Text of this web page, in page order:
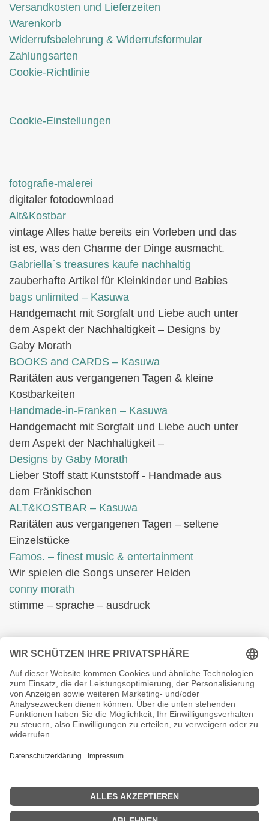
Versandkosten und Lieferzeiten
Warenkorb
Widerrufsbelehrung & Widerrufsformular
Zahlungsarten
Cookie-Richtlinie
Cookie-Einstellungen
fotografie-malerei
digitaler fotodownload
Alt&Kostbar
vintage Alles hatte bereits ein Vorleben und das
ist es, was den Charme der Dinge ausmacht.
Gabriella`s treasures kaufe nachhaltig
zauberhafte Artikel für Kleinkinder und Babies
bags unlimited – Kasuwa
Handgemacht mit Sorgfalt und Liebe auch unter
dem Aspekt der Nachhaltigkeit – Designs by
Gaby Morath
BOOKS and CARDS – Kasuwa
Raritäten aus vergangenen Tagen & kleine
Kostbarkeiten
Handmade-in-Franken – Kasuwa
Handgemacht mit Sorgfalt und Liebe auch unter
dem Aspekt der Nachhaltigkeit –
Designs by Gaby Morath
Lieber Stoff statt Kunststoff - Handmade aus
dem Fränkischen
ALT&KOSTBAR – Kasuwa
Raritäten aus vergangenen Tagen – seltene
Einzelstücke
Famos. – finest music & entertainment
Wir spielen die Songs unserer Helden
conny morath
stimme – sprache – ausdruck
© 2024 babyvintage by Gaby Morath
Kein Mehrwertsteuerausweis, da Kleinunternehmer nach §19
(1) UStG.
Preis in diesem Online-Shop.